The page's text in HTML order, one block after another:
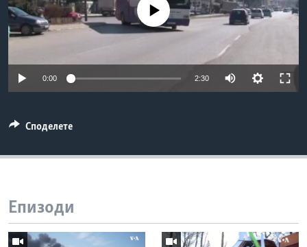
ИНТЕРВЈУА
Јазици
No media source currently available
0:00 2:30
Споделете
Епизоди